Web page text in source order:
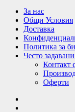
За нас
Общи Условия
Доставка
Политика за
Често
Контакт
Оферти